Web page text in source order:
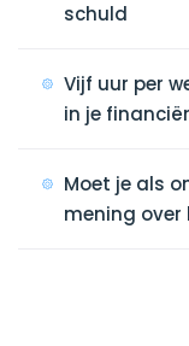
schuld
Vijf uur per
in je
Moet je als
mening over